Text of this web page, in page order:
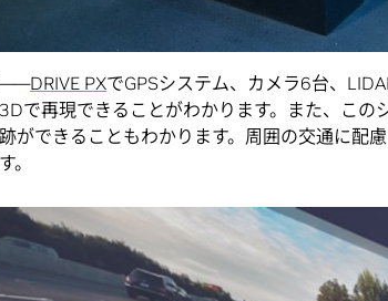
――DRIVE PXでGPSシステム、カメラ6台、
で再現できることがわかります。また、この
ができることもわかります。周囲の交通に配
。